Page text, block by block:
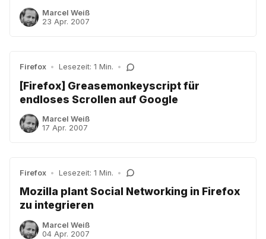
Marcel Weiß
23 Apr. 2007
Firefox • Lesezeit: 1 Min. •
[Firefox] Greasemonkeyscript für
endloses Scrollen auf Google
Marcel Weiß
17 Apr. 2007
Firefox • Lesezeit: 1 Min. •
Mozilla plant Social Networking in Firefox
zu integrieren
Marcel Weiß
04 Apr. 2007